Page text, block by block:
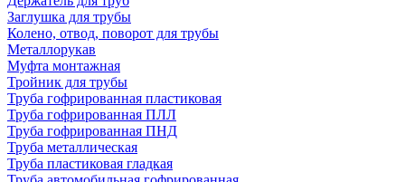
Заглушка для трубы
Колено, отвод, поворот для трубы
Металлорукав
Муфта монтажная
Тройник для трубы
Труба гофрированная пластиковая
Труба гофрированная ПЛЛ
Труба гофрированная ПНД
Труба металлическая
Труба пластиковая гладкая